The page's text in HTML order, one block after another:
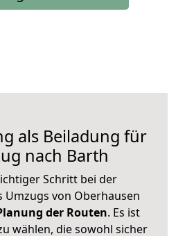
als Beiladung für
nach Barth
Schritt bei der
von Oberhausen
der Routen. Es ist
wählen, die sowohl sicher